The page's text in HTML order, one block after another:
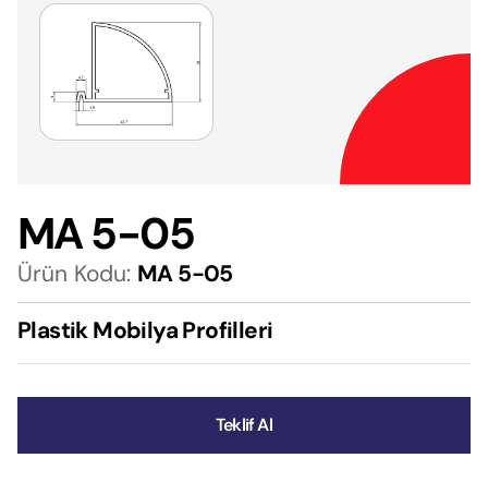
MA 5-05
Ürün Kodu: MA 5-05
Plastik Mobilya Profilleri
Teklif Al